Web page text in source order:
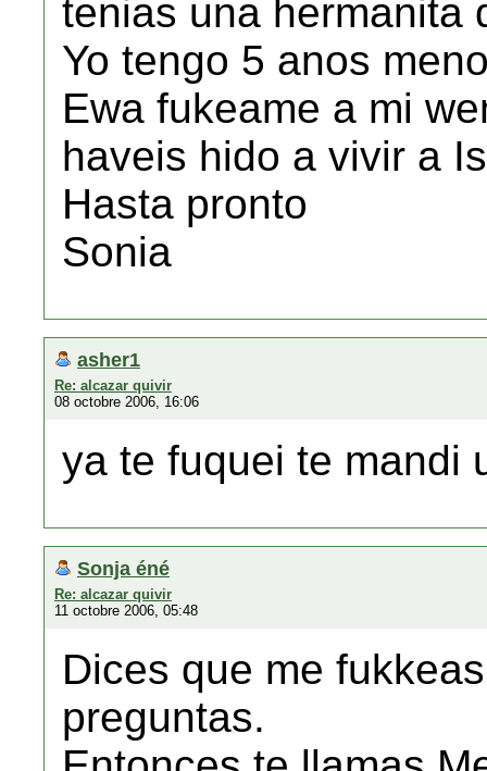
tenias una hermanita
Yo tengo 5 anos
Ewa fukeame a mi
haveis hido a vivir a
Hasta pronto
Sonia
asher1
Re: alcazar quivir
08 octobre 2006, 16:06
ya te fuquei te mandi
Sonja éné
Re: alcazar quivir
11 octobre 2006, 05:48
Dices que me
preguntas.